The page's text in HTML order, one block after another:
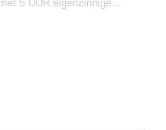
5 UUR eigenzinnige…